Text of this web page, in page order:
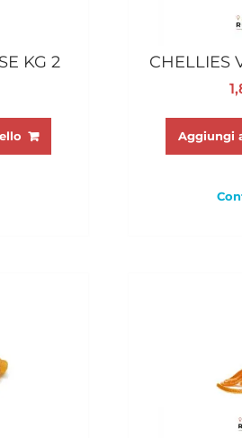
KG 2 CHELLIES
Aggiungi